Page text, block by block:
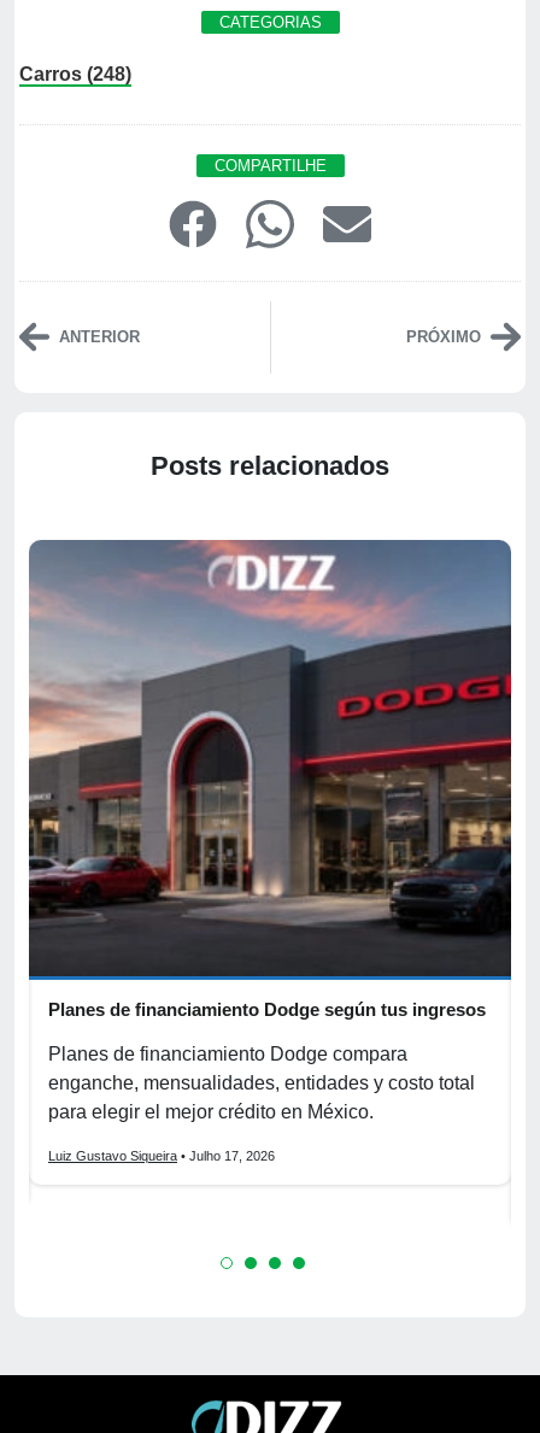
CATEGORIAS
Carros (248)
COMPARTILHE
ANTERIOR PRÓXIMO
Posts relacionados
Planes de financiamiento Dodge según tus ingresos
Planes de financiamiento Dodge compara
enganche, mensualidades, entidades y costo total
para elegir el mejor crédito en México.
Luiz Gustavo Siqueira • Julho 17, 2026